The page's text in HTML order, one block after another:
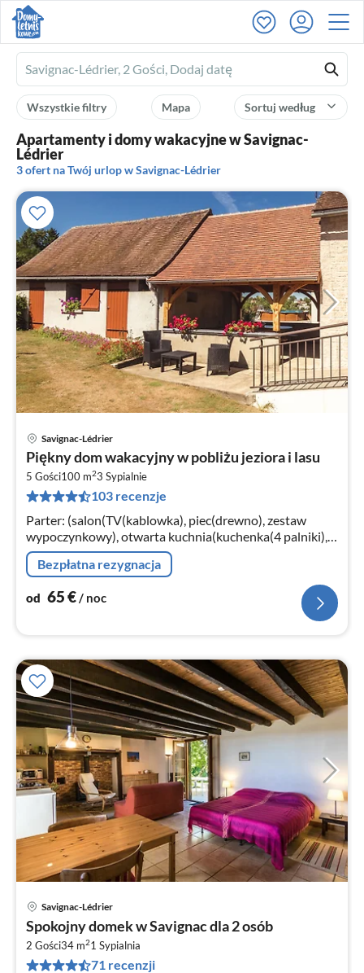
Ferienhausmiete
logo
Sortuj według
Mapa
Wszystkie filtry
Apartamenty i domy wakacyjne w Savignac-
Lédrier
3 ofert na Twój urlop w Savignac-Lédrier
Savignac-Lédrier
Piękny dom wakacyjny w pobliżu jeziora i lasu
5 Gości100 m23 Sypialnie
103 recenzje
Parter: (salon(TV(kablowka), piec(drewno), zestaw
wypoczynkowy), otwarta kuchnia(kuchenka(4 palniki),
piekarnik, kuchenka mikrofalowa, zmywarka do naczyń,
lodówko-zamrażarka)
Bezpłatna rezygnacja
od 65€/ noc
Savignac-Lédrier
Spokojny domek w Savignac dla 2 osób
2 Gości34 m21 Sypialnia
71 recenzji